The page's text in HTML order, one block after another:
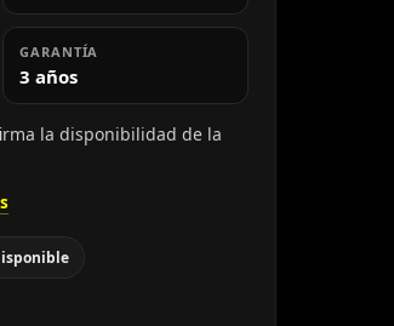
GARANTÍA
3 años
la disponibilidad de la